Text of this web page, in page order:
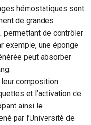
hémostatiques sont
de grandes
permettant de contrôler
exemple, une éponge
peut absorber
composition
et l’activation de
ainsi le
par l’Université de